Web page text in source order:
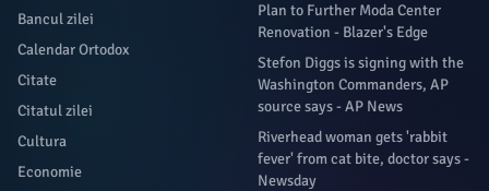
Bancul zilei
Calendar Ortodox
Citate
Citatul zilei
Cultura
Economie
Plan to Further Moda Center
Renovation - Blazer's Edge
Stefon Diggs is signing with the
Washington Commanders, AP
source says - AP News
Riverhead woman gets 'rabbit
fever' from cat bite, doctor says -
Newsday